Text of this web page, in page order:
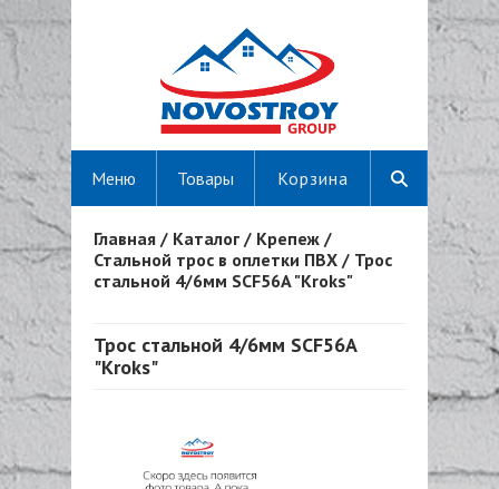
Корзина
Меню Товары
Вы здесь
Главная / Каталог / Крепеж /
Стальной трос в оплетки ПВХ / Трос
стальной 4/6мм SCF56A "Kroks"
Трос стальной 4/6мм SCF56A
"Kroks"